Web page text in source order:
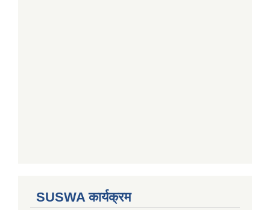
SUSWA कार्यक्रम